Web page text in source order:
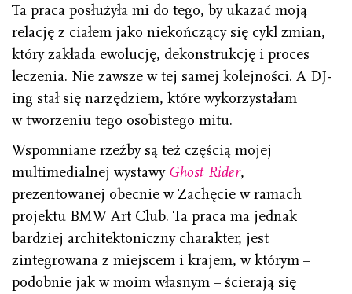
Ta praca posłużyła mi do tego, by ukazać moją
relację z ciałem jako niekończący się cykl zmian,
który zakłada ewolucję, dekonstrukcję i proces
leczenia. Nie zawsze w tej samej kolejności. A DJ-
ing stał się narzędziem, które wykorzystałam
w tworzeniu tego osobistego mitu.
Wspomniane rzeźby są też częścią mojej
multimedialnej wystawy Ghost Rider,
prezentowanej obecnie w Zachęcie w ramach
projektu BMW Art Club. Ta praca ma jednak
bardziej architektoniczny charakter, jest
zintegrowana z miejscem i krajem, w którym –
podobnie jak w moim własnym – ścierają się